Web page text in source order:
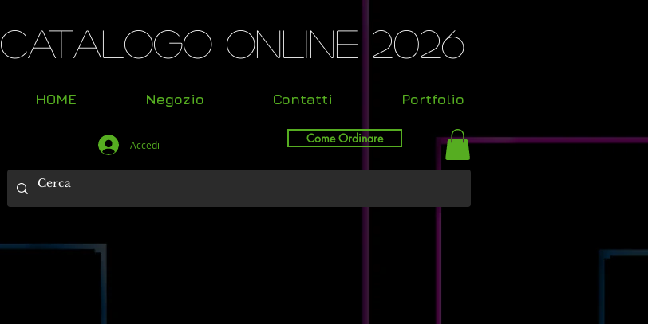
Catalogo Online 2026
HOME Negozio Contatti Portfolio
Accedi Come Ordinare